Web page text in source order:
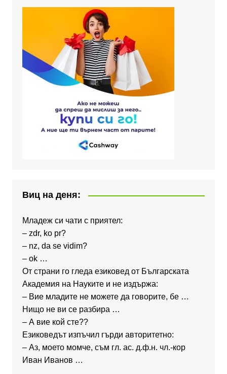
Виц на деня:
Младеж си чати с приятел:
– zdr, ko pr?
– nz, da se vidim?
– ok …
От страни го гледа езиковед от Българската
Академия на Науките и не издържа:
– Вие младите не можете да говорите, бе …
Нищо не ви се разбира …
– А вие кой сте??
Езиковедът изпъчил гърди авторитетно:
– Аз, моето момче, съм гл. ас. д.ф.н. чл.-кор
Иван Иванов …